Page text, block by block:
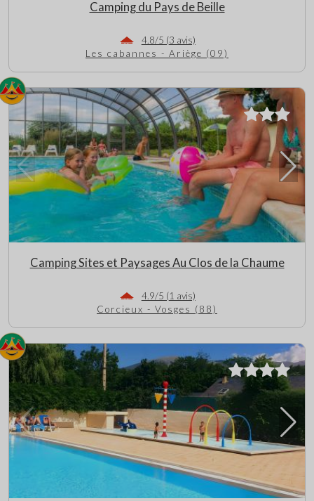
Camping du Pays de Beille
4.8/5 (3 avis)
Les cabannes - Ariège (09)
Camping Sites et Paysages Au Clos de la Chaume
4.9/5 (1 avis)
Corcieux - Vosges (88)